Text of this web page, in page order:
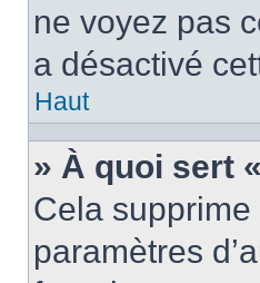
ne voyez pas
a désactivé
Haut
» À quoi sert
Cela
paramètres